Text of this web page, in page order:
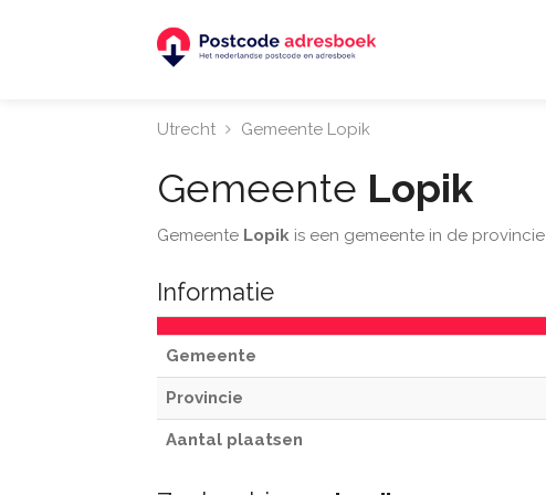
Utrecht Gemeente Lopik
Gemeente Lopik
Gemeente Lopik is een gemeente in de provincie
Informatie
Gemeente
Provincie
Aantal plaatsen